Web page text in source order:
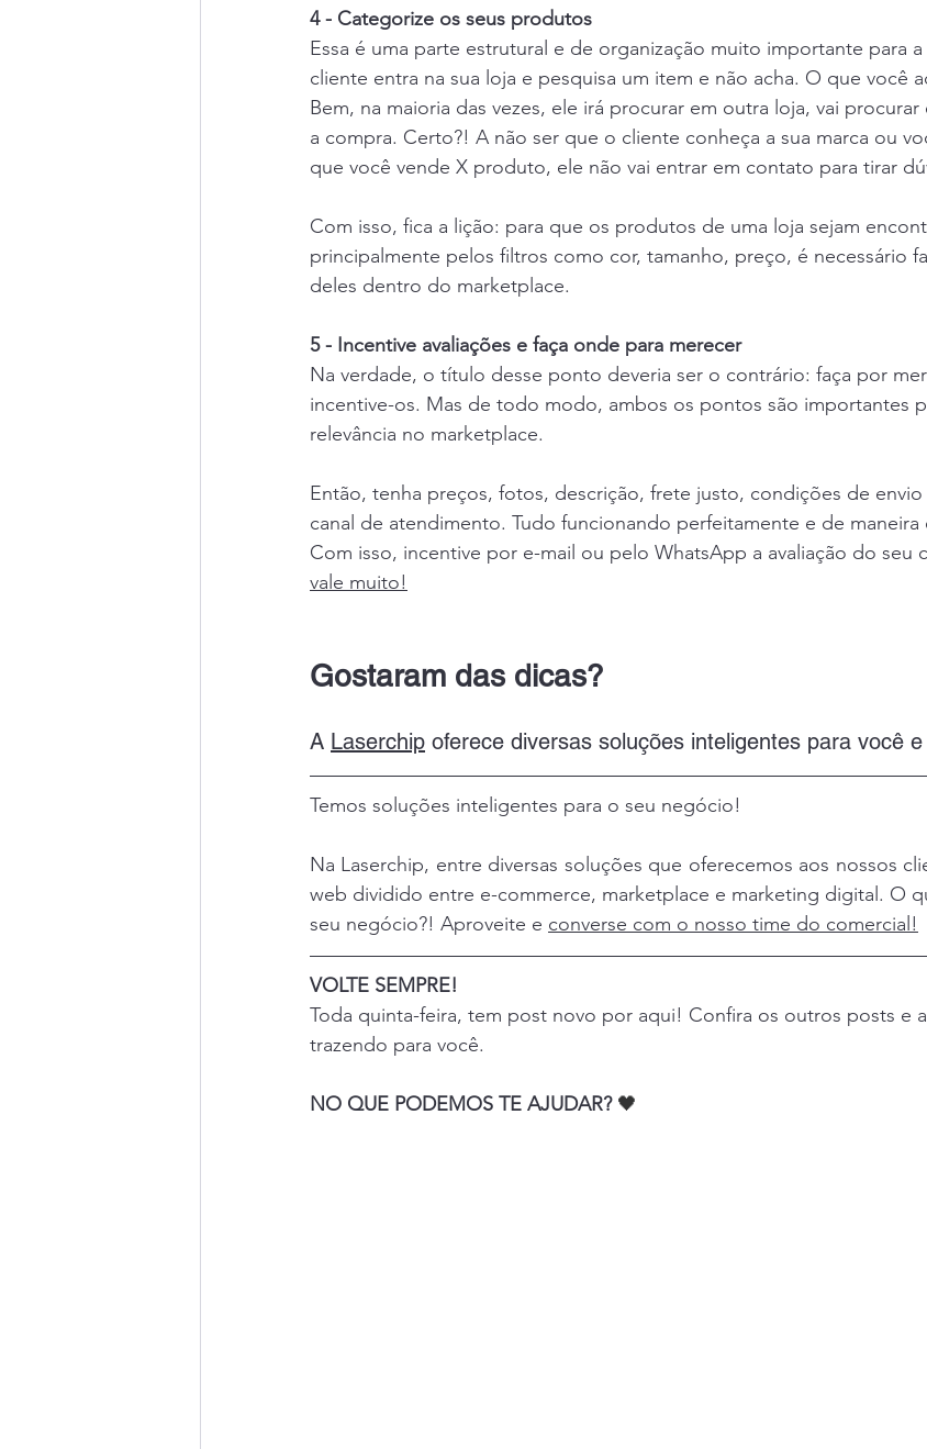
4 - Categorize os seus produtos
Essa é uma parte estrutural e de organização muito importante para a
cliente entra na sua loja e pesquisa um item e não acha. O que você
Bem, na maioria das vezes, ele irá procurar em outra loja, vai procurar
a compra. Certo?! A não ser que o cliente conheça a sua marca ou
que você vende X produto, ele não vai entrar em contato para tirar
Com isso, fica a lição: para que os produtos de uma loja sejam
principalmente pelos filtros como cor, tamanho, preço, é necessário
deles dentro do marketplace.
5 - Incentive avaliações e faça onde para merecer
Na verdade, o título desse ponto deveria ser o contrário: faça por
incentive-os. Mas de todo modo, ambos os pontos são importantes
relevância no marketplace.
Então, tenha preços, fotos, descrição, frete justo, condições de
canal de atendimento. Tudo funcionando perfeitamente e de maneira
Com isso, incentive por e-mail ou pelo WhatsApp a avaliação do seu
vale muito!
Gostaram das dicas?
A Laserchip oferece diversas soluções inteligentes para você
Temos soluções inteligentes para o seu negócio!
Na Laserchip, entre diversas soluções que oferecemos aos nossos
web dividido entre e-commerce, marketplace e marketing digital. O
seu negócio?! Aproveite e converse com o nosso time do comercial !
VOLTE SEMPRE!
Toda quinta-feira, tem post novo por aqui! Confira os outros posts e
trazendo para você.
NO QUE PODEMOS TE AJUDAR? 🖤